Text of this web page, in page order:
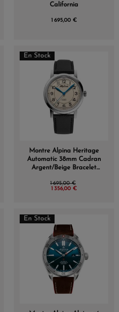
California
1 695,00 €
En Stock
Montre Alpina Heritage
Automatic 38mm Cadran
Argent/Beige Bracelet
1 695,00 €
1 356,00 €
En Stock